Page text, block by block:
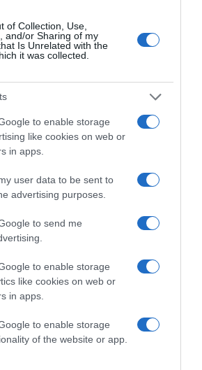
of Collection, Use,
and/or Sharing of my
Is Unrelated with the
it was collected.
to enable storage
like cookies on web or
in apps.
user data to be sent to
advertising purposes.
to send me
to enable storage
like cookies on web or
in apps.
to enable storage
of the website or app.
a vérnyomásodra van rossz
is, mert fokozhatja a
(fibrózis) kockázatát.
elősegítői
gazdagok, ami megemelheti az LDL
szintjét és fokozhatja a máj